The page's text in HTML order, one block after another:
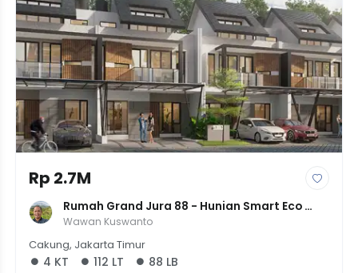
Rp 2.7M
Rumah Grand Jura 88 - Hunian Smart Eco
Living Di Metland Menteng
Wawan Kuswanto
Cakung, Jakarta Timur
4 KT 112 LT 88 LB